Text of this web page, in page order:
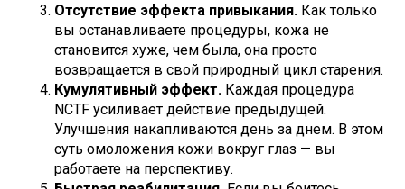
Отсутствие эффекта привыкания. Как только
вы останавливаете процедуры, кожа не
становится хуже, чем была, она просто
возвращается в свой природный цикл старения.
Кумулятивный эффект. Каждая процедура
NCTF усиливает действие предыдущей.
Улучшения накапливаются день за днем. В этом
суть омоложения кожи вокруг глаз — вы
работаете на перспективу.